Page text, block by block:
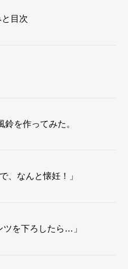
目次
を作ってみた。
、なんと懐妊！」
ツを下ろしたら…」